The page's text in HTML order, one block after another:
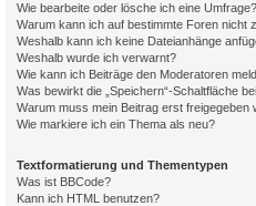
Wie bearbeite oder lösche ich eine Umfrage?
Warum kann ich auf bestimmte Foren nicht
Weshalb kann ich keine Dateianhänge
Weshalb wurde ich verwarnt?
Wie kann ich Beiträge den Moderatoren
Was bewirkt die „Speichern“-Schaltfläche
Warum muss mein Beitrag erst freigegeben
Wie markiere ich ein Thema als neu?
Textformatierung und Thementypen
Was ist BBCode?
Kann ich HTML benutzen?